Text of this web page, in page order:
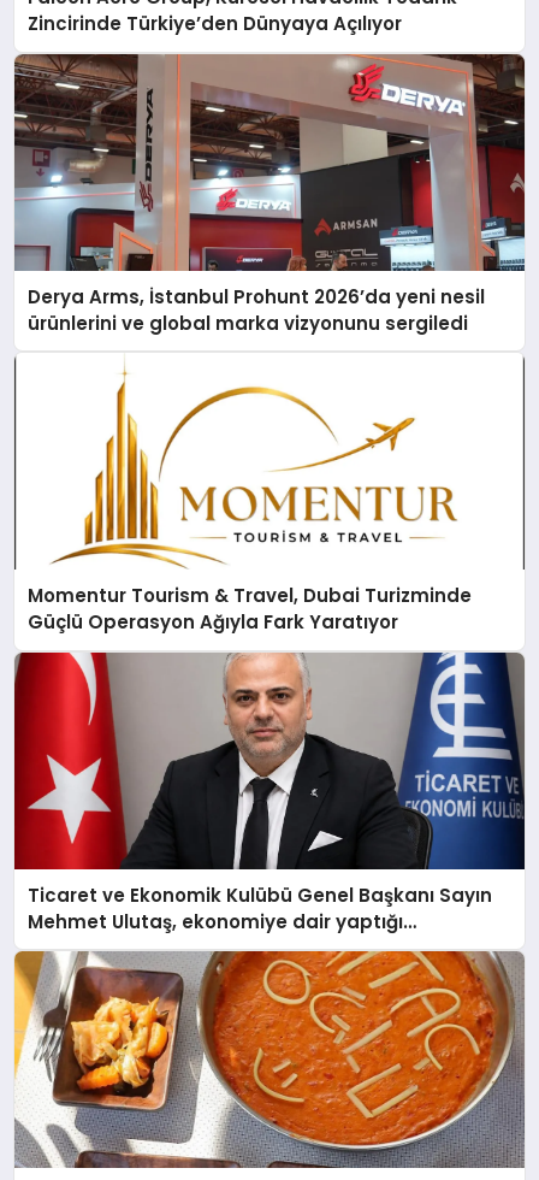
Zincirinde Türkiye’den Dünyaya Açılıyor
Derya Arms, İstanbul Prohunt 2026’da yeni nesil
ürünlerini ve global marka vizyonunu sergiledi
Momentur Tourism & Travel, Dubai Turizminde
Güçlü Operasyon Ağıyla Fark Yaratıyor
Ticaret ve Ekonomik Kulübü Genel Başkanı Sayın
Mehmet Ulutaş, ekonomiye dair yaptığı
açıklamada şunları kaydetti: